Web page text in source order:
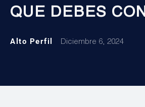
QUE DEBES
Alto Perfil Diciembre 6, 2024